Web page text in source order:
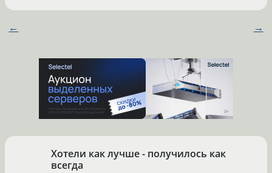
← →
Хотели как лучше - получилось как
всегда